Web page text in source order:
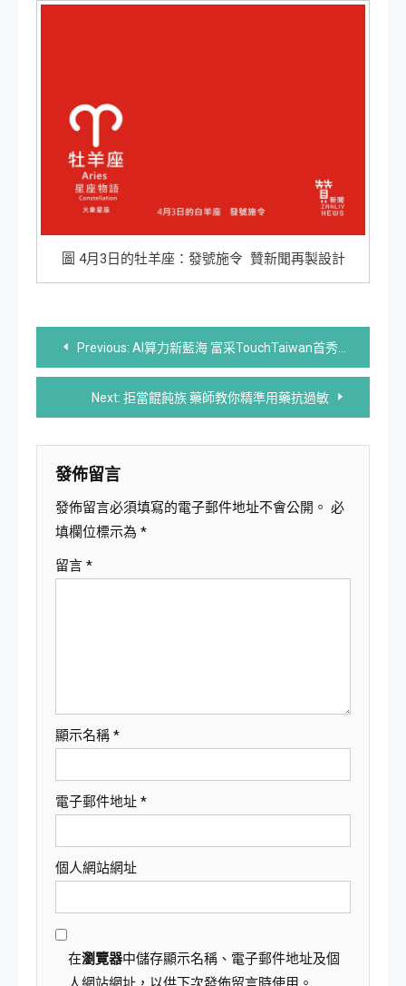
圖 4月3日的牡羊座：發號施令 贊新聞再製設計
文
章
導
覽
Previous: AI算力新藍海 富采TouchTaiwan首秀光通訊
Next: 拒當餛飩族 藥師教你精準用藥抗過敏
發佈留言
發佈留言必須填寫的電子郵件地址不會公開。 必
填欄位標示為 *
留言 *
顯示名稱 *
電子郵件地址 *
個人網站網址
在瀏覽器中儲存顯示名稱、電子郵件地址及個